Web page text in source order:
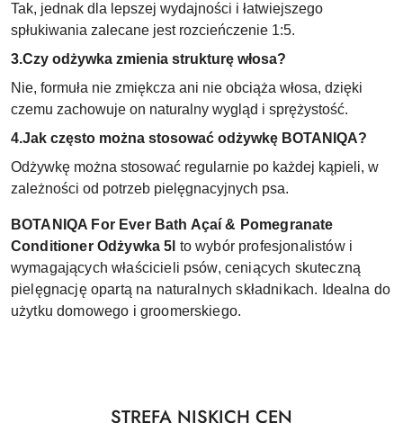
Tak, jednak dla lepszej wydajności i łatwiejszego
spłukiwania zalecane jest rozcieńczenie 1:5.
3.Czy odżywka zmienia strukturę włosa?
Nie, formuła nie zmiękcza ani nie obciąża włosa, dzięki
czemu zachowuje on naturalny wygląd i sprężystość.
4.Jak często można stosować odżywkę BOTANIQA?
Odżywkę można stosować regularnie po każdej kąpieli, w
zależności od potrzeb pielęgnacyjnych psa.
BOTANIQA For Ever Bath Açaí & Pomegranate
Conditioner Odżywka 5l to wybór profesjonalistów i
wymagających właścicieli psów, ceniących skuteczną
pielęgnację opartą na naturalnych składnikach. Idealna do
użytku domowego i groomerskiego.
Produkty
STREFA NISKICH CEN